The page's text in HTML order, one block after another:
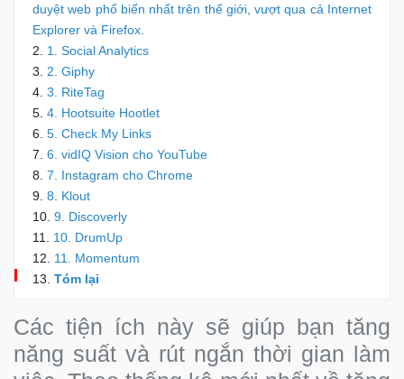
duyệt web phổ biến nhất trên thế giới, vượt qua cả Internet
Explorer và Firefox.
1. Social Analytics
2. Giphy
3. RiteTag
4. Hootsuite Hootlet
5. Check My Links
6. vidIQ Vision cho YouTube
7. Instagram cho Chrome
8. Klout
9. Discoverly
10. DrumUp
11. Momentum
Tóm lại
Các tiện ích này sẽ giúp bạn tăng
năng suất và rút ngắn thời gian làm